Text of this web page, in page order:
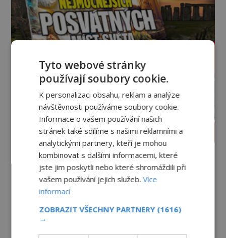
PROLISTOVAT ČASOPIS
Tyto webové stránky
používají soubory cookie.
K personalizaci obsahu, reklam a analýze
návštěvnosti používáme soubory cookie.
Informace o vašem používání našich
stránek také sdílíme s našimi reklamními a
analytickými partnery, kteří je mohou
kombinovat s dalšími informacemi, které
jste jim poskytli nebo které shromáždili při
vašem používání jejich služeb.Více
informací
ZOBRAZIT VŠECHNY PARTNERY (1616)
→